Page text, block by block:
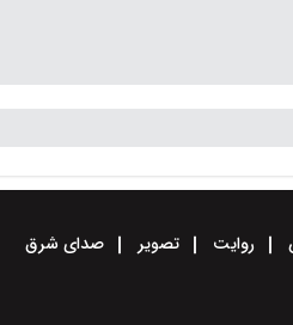
روایت تصویر صدای شرق